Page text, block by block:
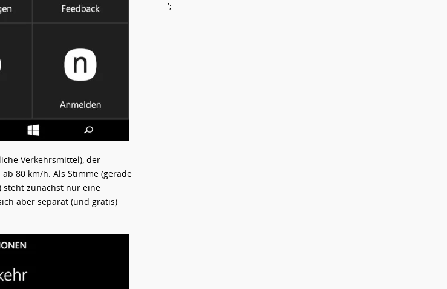
Verkehrsmittel), der
80 km/h. Als Stimme (gerade
steht zunächst nur eine
aber separat (und gratis)
';